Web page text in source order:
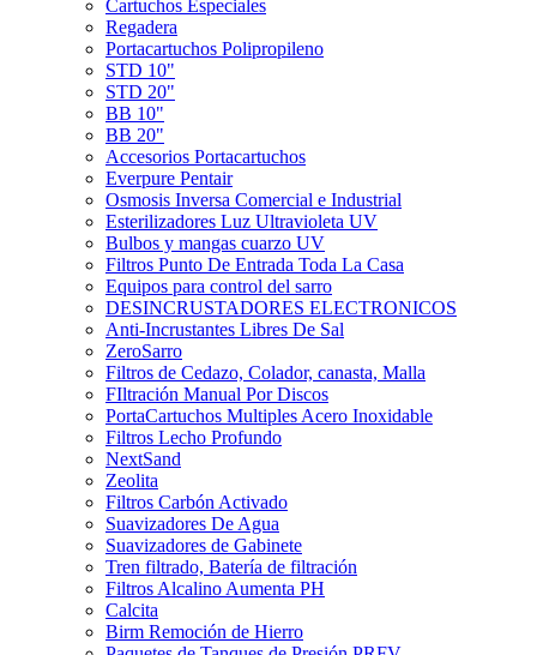
Cartuchos Especiales
Regadera
Portacartuchos Polipropileno
STD 10"
STD 20"
BB 10"
BB 20"
Accesorios Portacartuchos
Everpure Pentair
Osmosis Inversa Comercial e Industrial
Esterilizadores Luz Ultravioleta UV
Bulbos y mangas cuarzo UV
Filtros Punto De Entrada Toda La Casa
Equipos para control del sarro
DESINCRUSTADORES ELECTRONICOS
Anti-Incrustantes Libres De Sal
ZeroSarro
Filtros de Cedazo, Colador, canasta, Malla
FIltración Manual Por Discos
PortaCartuchos Multiples Acero Inoxidable
Filtros Lecho Profundo
NextSand
Zeolita
Filtros Carbón Activado
Suavizadores De Agua
Suavizadores de Gabinete
Tren filtrado, Batería de filtración
Filtros Alcalino Aumenta PH
Calcita
Birm Remoción de Hierro